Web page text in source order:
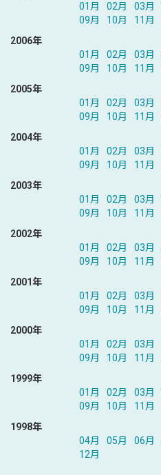
01月
02月 03月
09月
10月 11月
2006年
01月
02月 03月
09月
10月 11月
2005年
01月
02月 03月
09月
10月 11月
2004年
01月
02月 03月
09月
10月 11月
2003年
01月
02月 03月
09月
10月 11月
2002年
01月
02月 03月
09月
10月 11月
2001年
01月
02月 03月
09月
10月 11月
2000年
01月
02月 03月
09月
10月 11月
1999年
01月
02月 03月
09月
10月 11月
1998年
04月
05月 06月
12月